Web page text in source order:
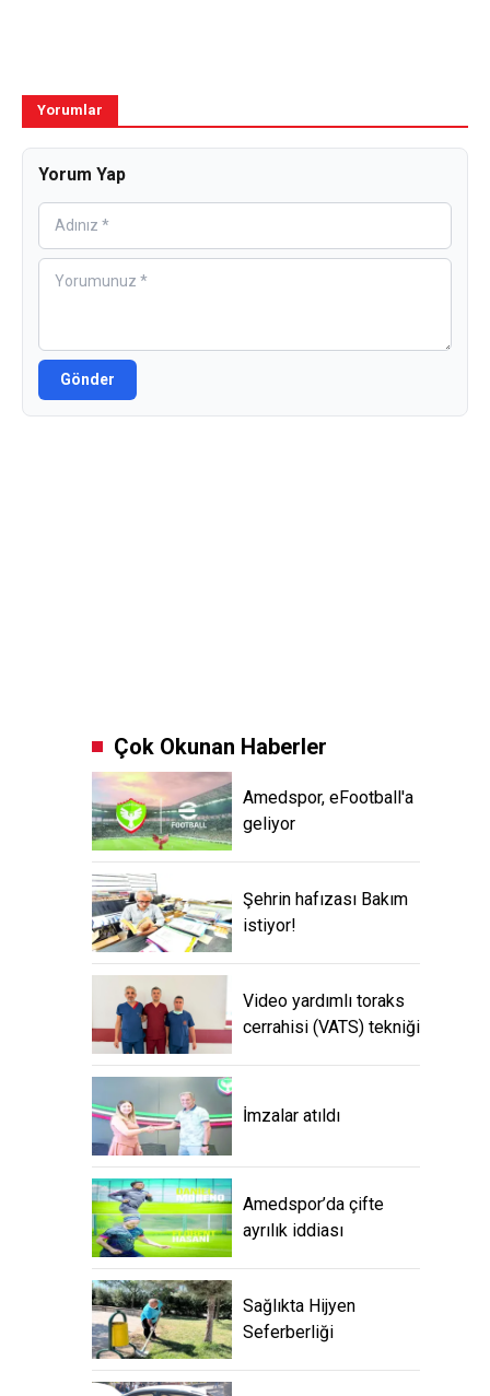
Yorumlar
Yorum Yap
Gönder
Çok Okunan Haberler
Amedspor, eFootball'a
geliyor
Şehrin hafızası Bakım
istiyor!
Video yardımlı toraks
cerrahisi (VATS) tekniği
İmzalar atıldı
Amedspor’da çifte
ayrılık iddiası
Sağlıkta Hijyen
Seferberliği